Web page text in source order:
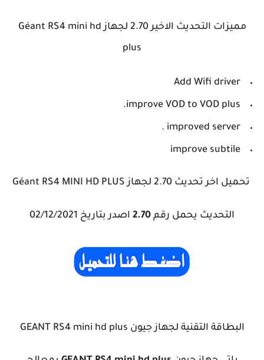
مميزات التحديث الاخير 2.70 لجهاز Géant RS4 mini hd
plus
Add Wifi driver
improve VOD to VOD plus.
improved server .
improve subtile
تحميل اخر تحديث 2.70 لجهاز Géant RS4 MINI HD PLUS
التحديث يحمل رقم 2.70 اصدر بتاريخ 02/12/2021
البطاقة التقنية لجهاز جيون GEANT RS4 mini hd plus